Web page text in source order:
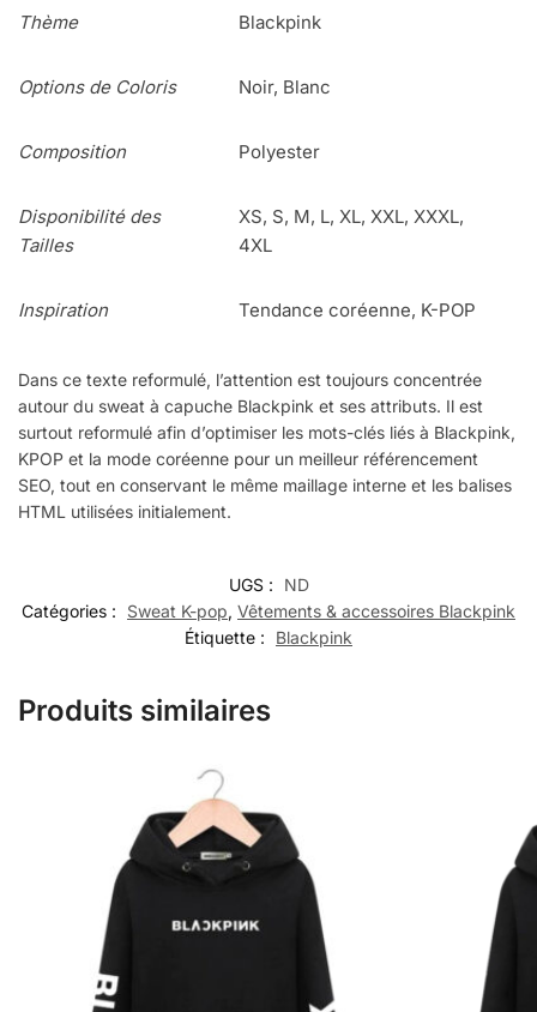
Thème Blackpink
Options de Coloris Noir, Blanc
Composition Polyester
Disponibilité des
Tailles
XS, S, M, L, XL, XXL, XXXL,
4XL
Inspiration Tendance coréenne, K-POP
Dans ce texte reformulé, l’attention est toujours concentrée
autour du sweat à capuche Blackpink et ses attributs. Il est
surtout reformulé afin d’optimiser les mots-clés liés à Blackpink,
KPOP et la mode coréenne pour un meilleur référencement
SEO, tout en conservant le même maillage interne et les balises
HTML utilisées initialement.
UGS :
ND
Catégories :
Sweat K-pop, Vêtements & accessoires Blackpink
Étiquette :
Blackpink
Produits similaires